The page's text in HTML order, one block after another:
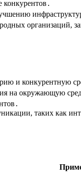
организаций,
и конкурентную
на окружающую
таких как